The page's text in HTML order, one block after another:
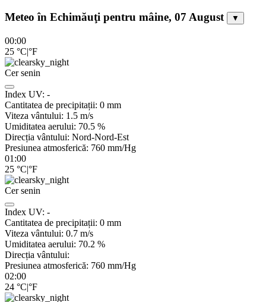
Meteo în Echimăuţi pentru mâine, 07 August ▼
00:00
25 °C|°F
Cer senin
Index UV: -
Cantitatea de precipitații: 0 mm
Viteza vântului: 1.5 m/s
Umiditatea aerului: 70.5 %
Direcția vântului: Nord-Nord-Est
Presiunea atmosferică: 760 mm/Hg
01:00
25 °C|°F
Cer senin
Index UV: -
Cantitatea de precipitații: 0 mm
Viteza vântului: 0.7 m/s
Umiditatea aerului: 70.2 %
Direcția vântului:
Presiunea atmosferică: 760 mm/Hg
02:00
24 °C|°F